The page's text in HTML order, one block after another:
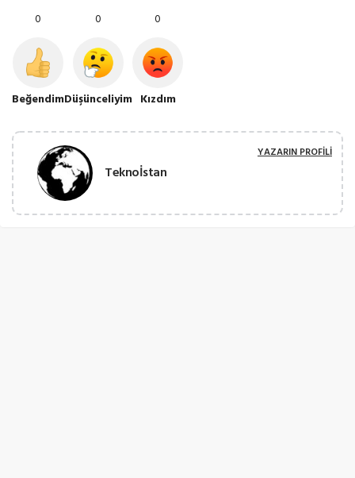
0
Beğendim
0
Düşünceliyim
0
Kızdım
Teknoİstan
YAZARIN PROFILI